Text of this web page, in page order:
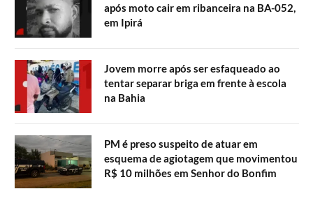
após moto cair em ribanceira na BA-052,
em Ipirá
Jovem morre após ser esfaqueado ao
tentar separar briga em frente à escola
na Bahia
PM é preso suspeito de atuar em
esquema de agiotagem que movimentou
R$ 10 milhões em Senhor do Bonfim